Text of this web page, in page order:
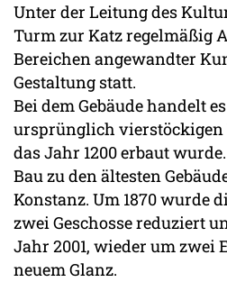
Unter der Leitung des
Turm zur Katz regelmäßig
Bereichen angewandter
Gestaltung statt.
Bei dem Gebäude handelt
ursprünglich
das Jahr 1200 erbaut
Bau zu den ältesten
Konstanz. Um 1870 wurde
zwei Geschosse reduziert
Jahr 2001, wieder um zwei
neuem Glanz.